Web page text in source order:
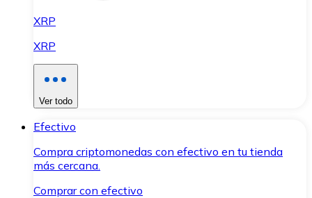
XRP
XRP
Ver todo
Efectivo
Compra criptomonedas con efectivo en tu tienda
más cercana.
Comprar con efectivo